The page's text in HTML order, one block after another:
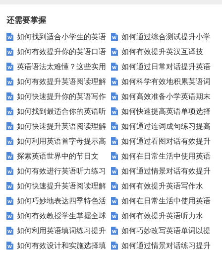
还需要掌握
如何找到适合小学生的英语
听力练习资源？
如何通过综合测试提升小学
生英语听说读写技能？
如何有效提升你的英语口语
表达能力？这5个技巧让你说一
口流利英语！
如何有效提升英汉互译技
巧？这些方法让你翻译更精准！
英语语法太难懂？这些实用
技巧让你轻松掌握！
如何通过日常对话提升英语
口语能力？试试这5个方法！
如何有效提升英语阅读理解
能力？这些技巧让你事半功倍！
如何科学有效地积累英语词
汇？
如何快速提升你的英语写作
技巧？这些建议助你一臂之力
如何高效准备小学英语期末
评估？这些技巧助你轻松过关！
如何找到最适合你的英语听
力测试？
如何快速提高英语单项选择
题的得分？
如何快速提升英语阅读理解
能力？这些技巧你必须知道！
如何通过连词成句练习提高
英语水平？
如何利用英语首字母提示高
效完成填空题？
如何通过看图对话有效提升
英语口语水平？
探索英语世界中的节日文
化：您知道这些传统吗？
如何在日常生活中使用英语
进行有效沟通？——实用英语口
语技巧
如何有效进行英语听力练习
以快速提升？
如何通过情景对话有效提升
英语口语水平？
如何快速提升英语阅读理解
能力？这些技巧你必须知道！
如何有效提升英语写作水
平？这里有五个实用建议！
如何巧妙地表达四季特色活
动？这些建议让您的活动更加丰
富多彩！
如何在日常生活中使用英语
进行有效问答？——实用技巧分
享
如何有效教授学生掌握全球
通用的日期表达？
如何有效提升英语听力水
平？这些测试技巧要知道！
如何利用英语填词练习提升
词汇量？这里有5个高效方法值
如何巧妙改写英语单词以提
升文章魅力？
如何有效设计和实施选择填
如何通过情景对话练习提升